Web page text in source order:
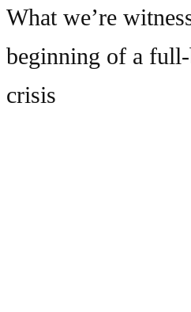
What we’re
beginning of a
crisis